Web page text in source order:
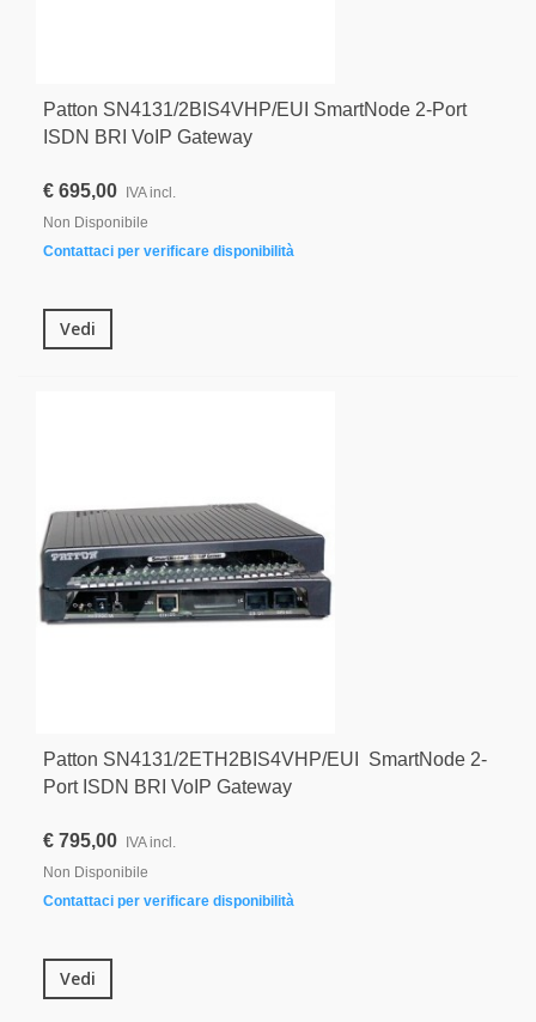
Patton SN4131/2BIS4VHP/EUI SmartNode 2-Port
ISDN BRI VoIP Gateway
€ 695,00
IVA incl.
Non Disponibile
Contattaci per verificare disponibilità
Vedi
Patton SN4131/2ETH2BIS4VHP/EUI SmartNode 2-
Port ISDN BRI VoIP Gateway
€ 795,00
IVA incl.
Non Disponibile
Contattaci per verificare disponibilità
Vedi